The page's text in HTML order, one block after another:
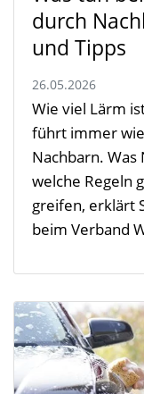
durch
und Tipps
26.05.2026
Wie viel Lärm
führt immer
Nachbarn.
welche Regeln
greifen, erklärt
beim Verband